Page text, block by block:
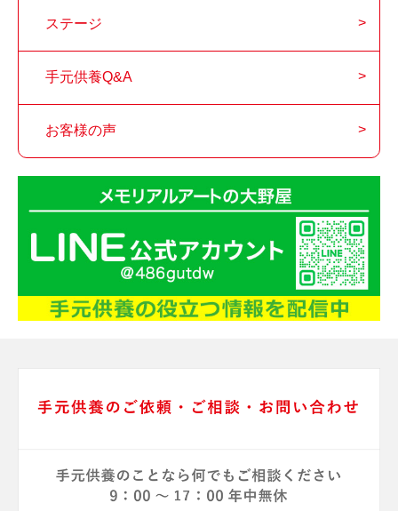
ステージ
手元供養Q&A
お客様の声